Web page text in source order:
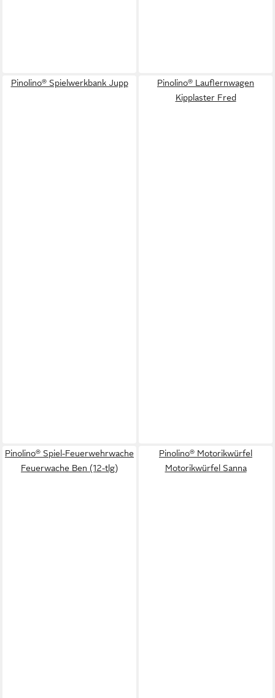
Pinolino® Spielwerkbank Jupp
Pinolino® Lauflernwagen
Kipplaster Fred
Pinolino® Spiel-Feuerwehrwache
Feuerwache Ben (12-tlg)
Pinolino® Motorikwürfel
Motorikwürfel Sanna